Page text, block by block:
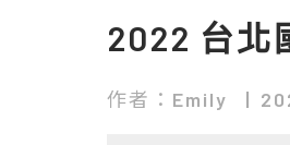
2022 台北
作者：Emily